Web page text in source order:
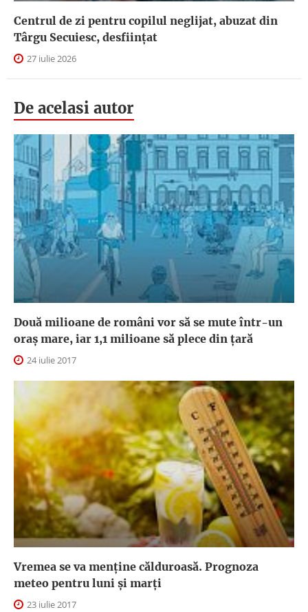
Centrul de zi pentru copilul neglijat, abuzat din
Târgu Secuiesc, desfiinţat
27 iulie 2026
De acelasi autor
Două milioane de români vor să se mute într-un
oraş mare, iar 1,1 milioane să plece din ţară
24 iulie 2017
Vremea se va menţine călduroasă. Prognoza
meteo pentru luni şi marţi
23 iulie 2017